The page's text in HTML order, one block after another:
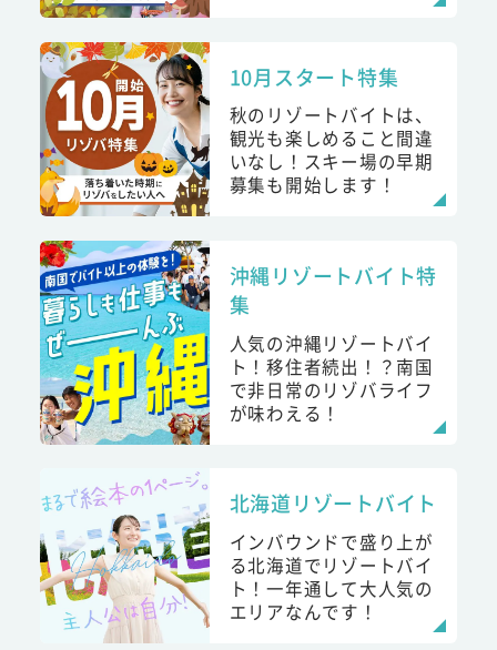
10月スタート特集
秋のリゾートバイトは、
観光も楽しめること間違
いなし！スキー場の早期
募集も開始します！
沖縄リゾートバイト特
集
人気の沖縄リゾートバイ
ト！移住者続出！？南国
で非日常のリゾバライフ
が味わえる！
北海道リゾートバイト
インバウンドで盛り上が
る北海道でリゾートバイ
ト！一年通して大人気の
エリアなんです！